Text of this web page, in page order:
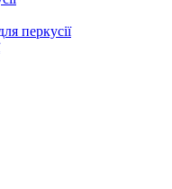
перкусії